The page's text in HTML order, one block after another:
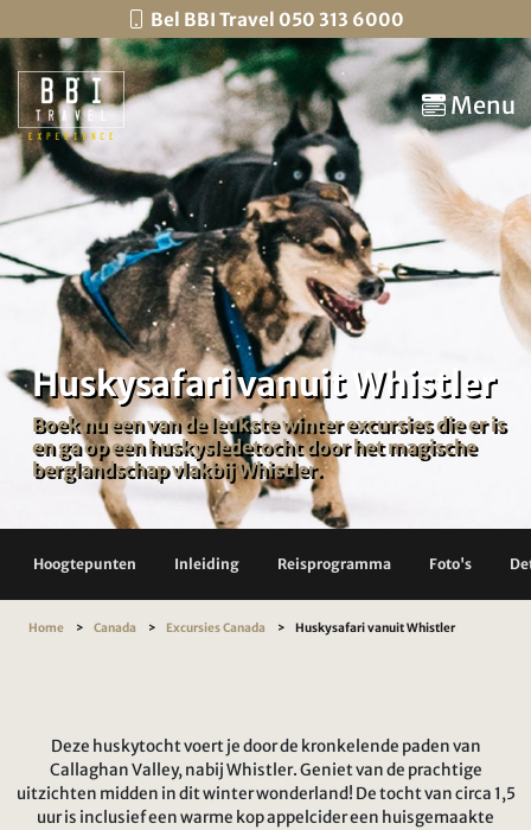
Bel BBI Travel 050 313 6000
Menu
Huskysafari vanuit Whistler
Boek nu een van de leukste winter excursies die er is
en ga op een huskysledetocht door het magische
berglandschap vlakbij Whistler.
Hoogtepunten Inleiding Reisprogramma Foto's
Home Canada Excursies Canada Huskysafari vanuit Whistler
Deze huskytocht voert je door de kronkelende paden van
Callaghan Valley, nabij Whistler. Geniet van de prachtige
uitzichten midden in dit winter wonderland! De tocht van circa 1,5
uur is inclusief een warme kop appelcider een huisgemaakte